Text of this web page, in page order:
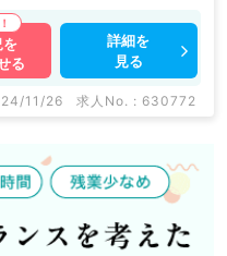
などの医療機関求人は
業系求人も多数扱って
気軽にお問合せ下さ
を
る
詳細を
見る
11/26 求人No. : 630772